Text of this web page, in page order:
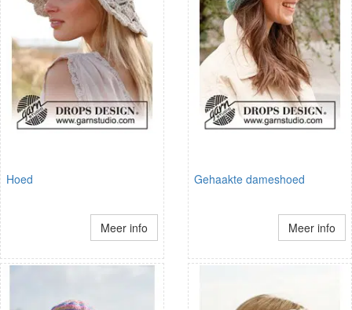
Hoed
Meer info
Gehaakte dameshoed
Meer info